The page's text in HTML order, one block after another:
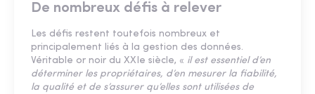
De nombreux défis à relever
Les défis restent toutefois nombreux et
principalement liés à la gestion des données.
Véritable or noir du XXIe siècle, « il est essentiel d’en
déterminer les propriétaires, d’en mesurer la fiabilité,
la qualité et de s’assurer qu’elles sont utilisées de